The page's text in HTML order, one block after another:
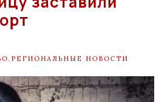
РЕГИОНАЛЬНЫЕ НОВОСТИ